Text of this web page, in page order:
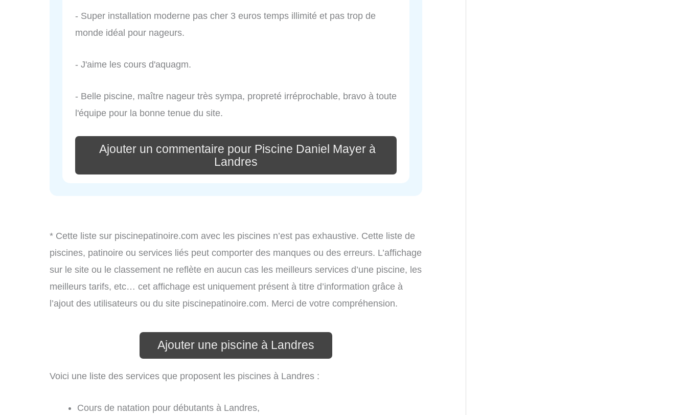
- Super installation moderne pas cher 3 euros temps illimité et pas trop de
monde idéal pour nageurs.
- J'aime les cours d'aquagm.
- Belle piscine, maître nageur très sympa, propreté irréprochable, bravo à toute
l'équipe pour la bonne tenue du site.
Ajouter un commentaire pour Piscine Daniel Mayer à
Landres
* Cette liste sur piscinepatinoire.com avec les piscines n’est pas exhaustive. Cette liste de
piscines, patinoire ou services liés peut comporter des manques ou des erreurs. L’affichage
sur le site ou le classement ne reflète en aucun cas les meilleurs services d’une piscine, les
meilleurs tarifs, etc… cet affichage est uniquement présent à titre d’information grâce à
l’ajout des utilisateurs ou du site piscinepatinoire.com. Merci de votre compréhension.
Ajouter une piscine à Landres
Voici une liste des services que proposent les piscines à Landres :
Cours de natation pour débutants à Landres,